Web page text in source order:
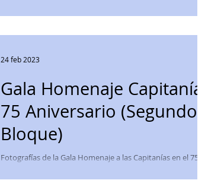
fotográfico está dividido...
Gala Homenaje Capitanías
75 Aniversario (Segundo
Bloque)
Fotografías de la Gala Homenaje a las Capitanías en el 75
fotográfico está dividido...
24 feb 2023